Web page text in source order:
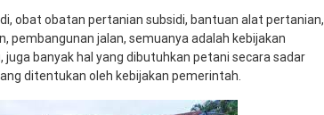
obat obatan pertanian subsidi, bantuan alat pertanian,
pembangunan jalan, semuanya adalah kebijakan
juga banyak hal yang dibutuhkan petani secara sadar
ditentukan oleh kebijakan pemerintah.